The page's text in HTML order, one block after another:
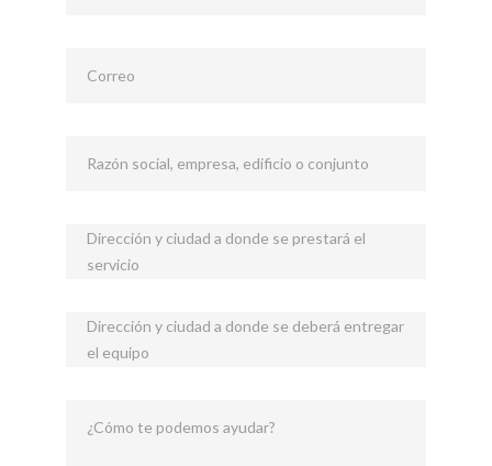
Correo
Razón social, empresa, edificio o conjunto
Dirección y ciudad a donde se prestará el
servicio
Dirección y ciudad a donde se deberá entregar
el equipo
¿Cómo te podemos ayudar?